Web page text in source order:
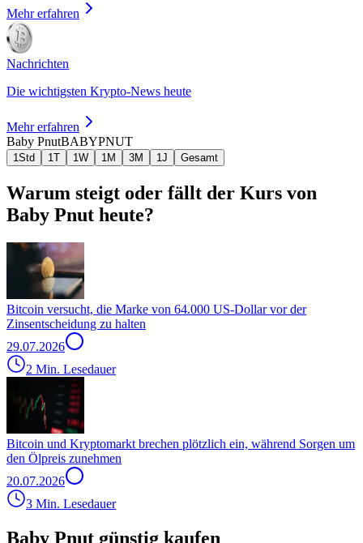
Mehr erfahren
Nachrichten
Die wichtigsten Krypto-News heute
Mehr erfahren
Baby PnutBABYPNUT
1Std 1T 1W 1M 3M 1J Gesamt
Warum steigt oder fällt der Kurs von
Baby Pnut heute?
Bitcoin versucht, die Marke von 64.000 US-Dollar vor der
Zinsentscheidung zu halten
29.07.2026
2 Min. Lesedauer
Bitcoin und Kryptomarkt brechen plötzlich ein, während Sorgen um
den Ölpreis zunehmen
20.07.2026
3 Min. Lesedauer
Baby Pnut günstig kaufen